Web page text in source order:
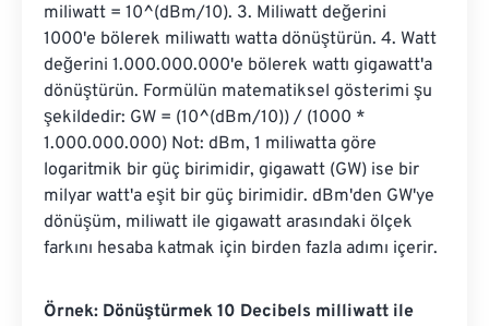
miliwatt = 10^(dBm/10). 3. Miliwatt değerini
1000'e bölerek miliwattı watta dönüştürün. 4. Watt
değerini 1.000.000.000'e bölerek wattı gigawatt'a
dönüştürün. Formülün matematiksel gösterimi şu
şekildedir: GW = (10^(dBm/10)) / (1000 *
1.000.000.000) Not: dBm, 1 miliwatta göre
logaritmik bir güç birimidir, gigawatt (GW) ise bir
milyar watt'a eşit bir güç birimidir. dBm'den GW'ye
dönüşüm, miliwatt ile gigawatt arasındaki ölçek
farkını hesaba katmak için birden fazla adımı içerir.
Örnek: Dönüştürmek 10 Decibels milliwatt ile